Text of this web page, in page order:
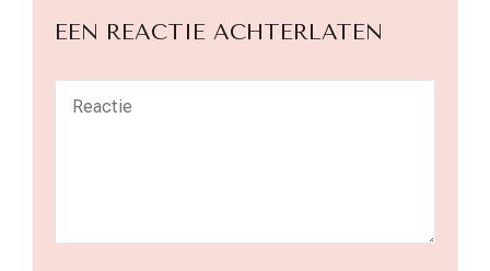
EEN REACTIE ACHTERLATEN